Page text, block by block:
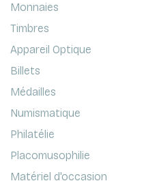
Monnaies
Timbres
Appareil Optique
Billets
Médailles
Numismatique
Philatélie
Placomusophilie
Matériel d'occasion